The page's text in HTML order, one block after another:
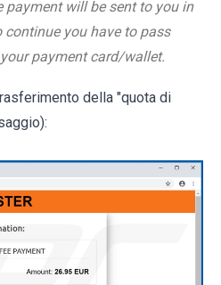
payment will be sent to you in
continue you have to pass
payment card/wallet.
della "quota di